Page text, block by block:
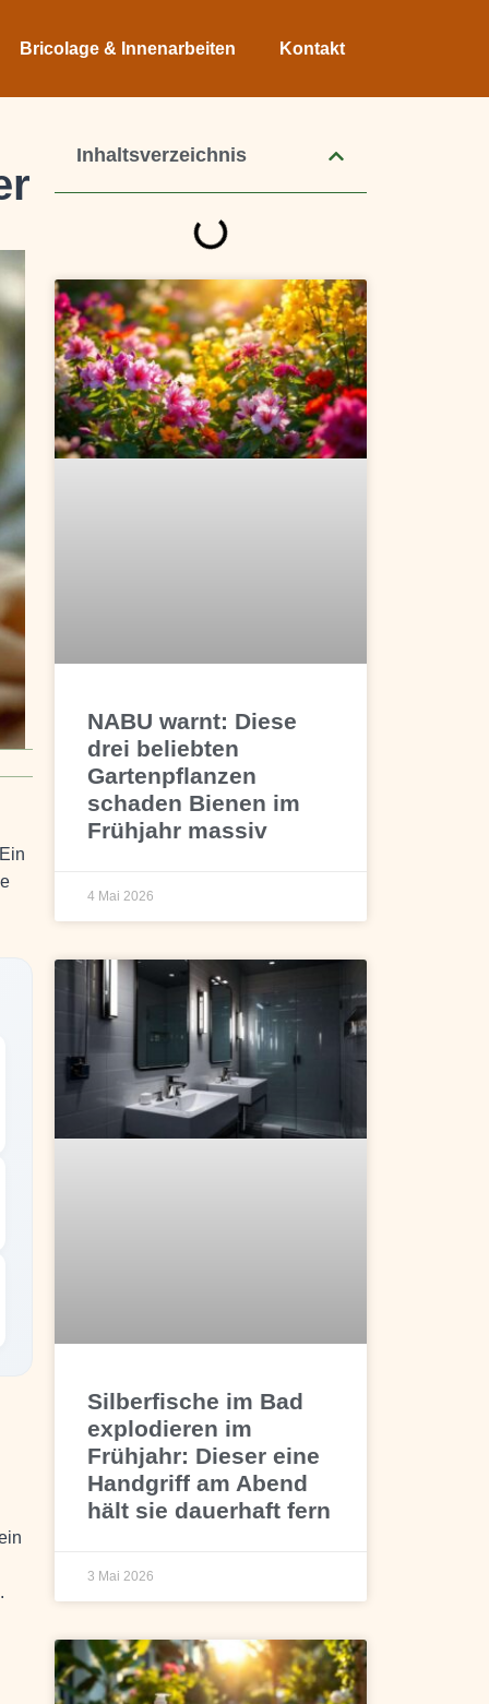
Bricolage & Innenarbeiten Kontakt
Inhaltsverzeichnis
NABU warnt: Diese
drei beliebten
Gartenpflanzen
schaden Bienen im
Frühjahr massiv
4 Mai 2026
Silberfische im Bad
explodieren im
Frühjahr: Dieser eine
Handgriff am Abend
hält sie dauerhaft fern
3 Mai 2026